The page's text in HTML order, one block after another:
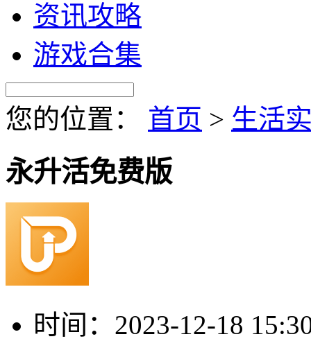
资讯攻略
游戏合集
您的位置： 首页 > 生活
永升活免费版
时间： 2023-12-18